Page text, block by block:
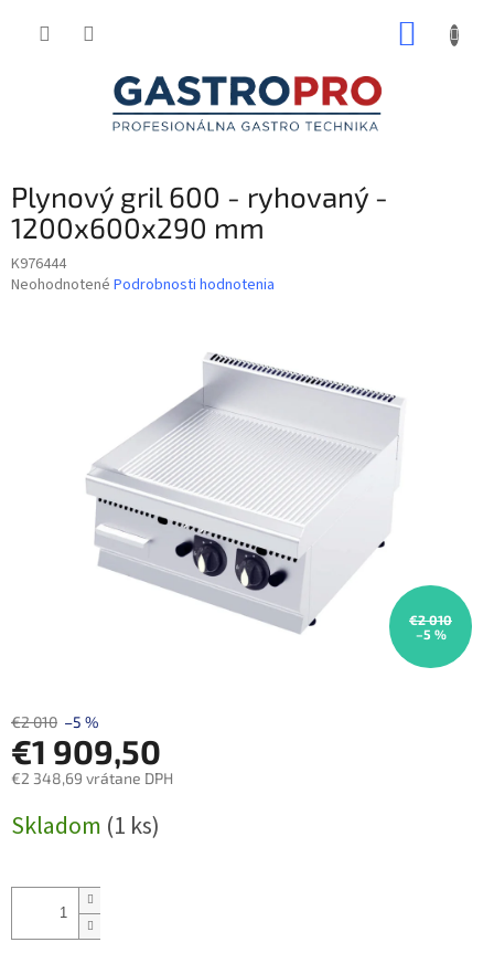
Plynový gril 600 - ryhovaný -
1200x600x290 mm
K976444
Priemerné
Neohodnotené Podrobnosti hodnotenia
€2 010
–5 %
€2 010 –5 %
€1 909,50
€2 348,69 vrátane DPH
cena:
Skladom (1 ks)